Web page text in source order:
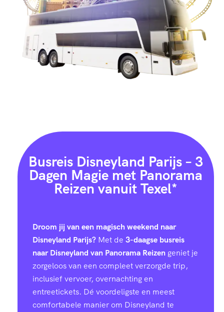
Busreis Disneyland Parijs – 3
Dagen Magie met Panorama
Reizen vanuit Texel*
Droom jij van een magisch weekend naar
Disneyland Parijs? Met de 3-daagse busreis
naar Disneyland van Panorama Reizen geniet je
zorgeloos van een compleet verzorgde trip,
inclusief vervoer, overnachting en
entreetickets. Dé voordeligste en meest
comfortabele manier om Disneyland te